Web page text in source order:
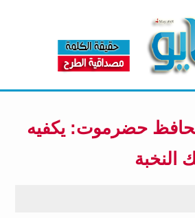
حضرموت: يكفيه
النخبة